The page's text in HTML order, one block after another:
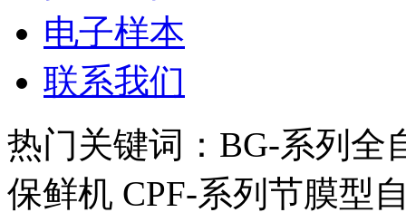
电子样本
联系我们
热门关键词：BG-系列全
保鲜机 CPF-系列节膜型